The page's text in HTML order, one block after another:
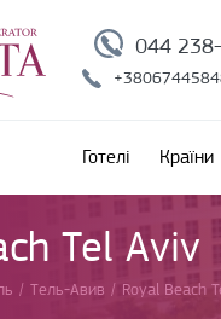
044
Готелі Країни
Tel Aviv
/ Тель-Авив / Royal Beach